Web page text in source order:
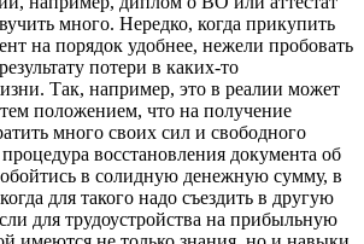
много. Нередко, когда прикупить
на порядок удобнее, нежели пробовать
потери в каких-то
Так, например, это в реалии может
положением, что на получение
много своих сил и свободного
восстановления документа об
в солидную денежную сумму, в
для такого надо съездить в другую
для трудоустройства на прибыльную